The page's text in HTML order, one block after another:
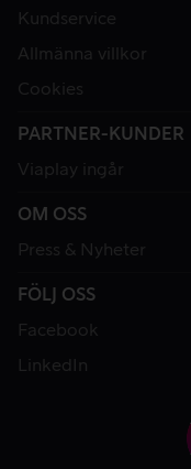
Kundservice
Allmänna villkor
Cookies
PARTNER-KUNDER
Viaplay ingår
OM OSS
Press & Nyheter
FÖLJ OSS
Facebook
LinkedIn